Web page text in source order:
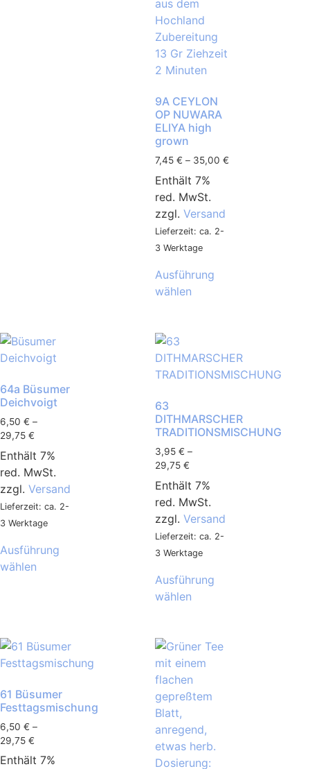
9A CEYLON
OP NUWARA
ELIYA high
grown
7,45 € – 35,00 €
Enthält 7%
red. MwSt.
zzgl. Versand
Lieferzeit: ca. 2-
3 Werktage
Ausführung
wählen
64a Büsumer
Deichvoigt
6,50 € –
29,75 €
Enthält 7%
red. MwSt.
zzgl. Versand
Lieferzeit: ca. 2-
3 Werktage
Ausführung
wählen
63
DITHMARSCHER
TRADITIONSMISCHUNG
3,95 € –
29,75 €
Enthält 7%
red. MwSt.
zzgl. Versand
Lieferzeit: ca. 2-
3 Werktage
Ausführung
wählen
61 Büsumer
Festtagsmischung
6,50 € –
29,75 €
Enthält 7%